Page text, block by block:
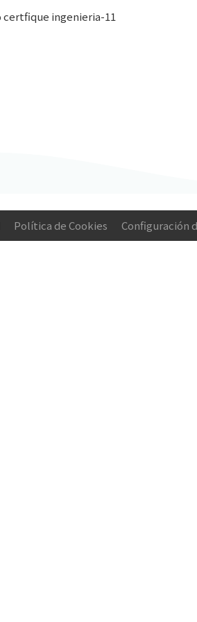
Política de Cookies Configuración